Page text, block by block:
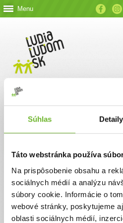
Súhlas Detaily
Táto webstránka používa
Na prispôsobenie obsahu a
sociálnych médií a analýzu
súbory cookie. Informácie o
webové stránky, poskytujeme
oblasti sociálnych médií,
Menu
Kontaktné údaje
V prípade akýchkoľvek otázok
emailom, alebo telefonicky.
ĽUDIA ĽUĎOM, n. o.